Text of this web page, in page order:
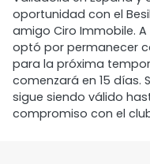
oportunidad con el
amigo Ciro Immobile.
optó por permanecer
para la próxima
comenzará en 15 días.
sigue siendo válido
compromiso con el